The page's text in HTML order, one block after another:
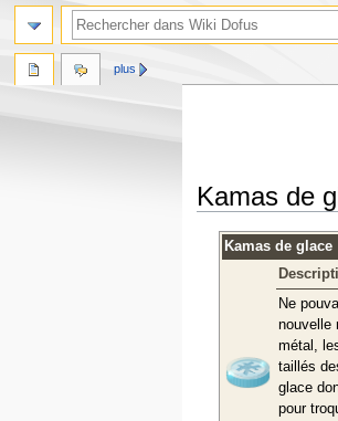
Kamas de
Kamas de glace
Ne
nouvelle
métal,
taillés
glace
pour
plus